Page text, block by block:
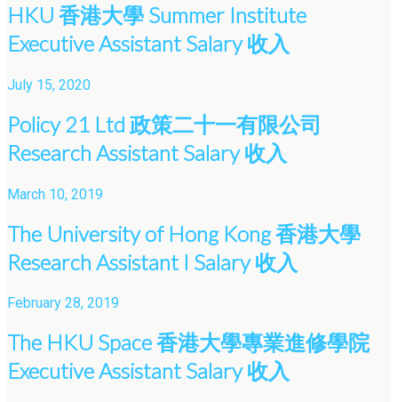
HKU 香港大學 Summer Institute
Executive Assistant Salary 收入
July 15, 2020
Policy 21 Ltd 政策二十一有限公司
Research Assistant Salary 收入
March 10, 2019
The University of Hong Kong 香港大學
Research Assistant I Salary 收入
February 28, 2019
The HKU Space 香港大學專業進修學院
Executive Assistant Salary 收入